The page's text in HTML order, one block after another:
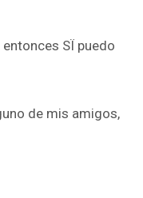
SÏ puedo
de mis amigos,